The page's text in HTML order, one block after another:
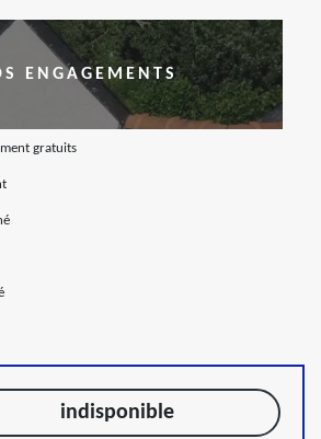
ENGAGEMENTS
gratuits
indisponible